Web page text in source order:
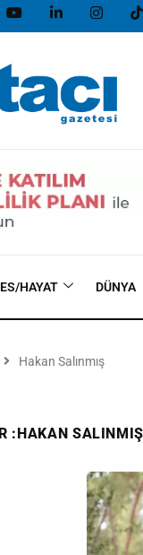
HAYAT DÜNYA
Hakan Salınmış
:HAKAN SALINMIŞ